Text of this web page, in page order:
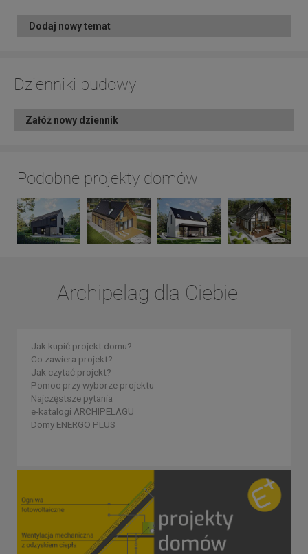
Dodaj nowy temat
Dzienniki budowy
Załóż nowy dziennik
Podobne projekty domów
Archipelag dla Ciebie
Jak kupić projekt domu?
Co zawiera projekt?
Jak czytać projekt?
Pomoc przy wyborze projektu
Najczęstsze pytania
e-katalogi ARCHIPELAGU
Domy ENERGO PLUS